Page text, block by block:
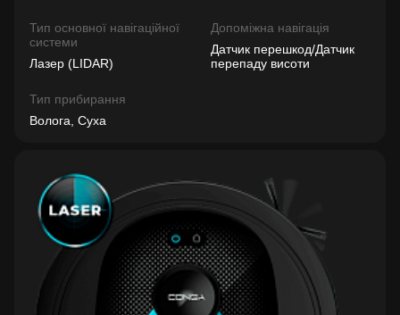
Тип основної навігаційної
системи
Лазер (LIDAR)
Допоміжна навігація
Датчик перешкод/Датчик
перепаду висоти
Тип прибирання
Волога, Суха